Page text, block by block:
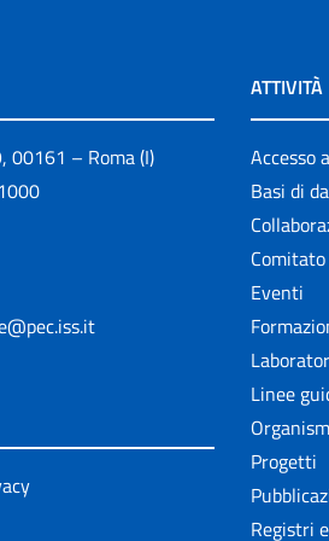
00161 – Roma (I)
ATTIVITÀ
Accesso
Basi di
Eventi
Linee
Progetti
Registri